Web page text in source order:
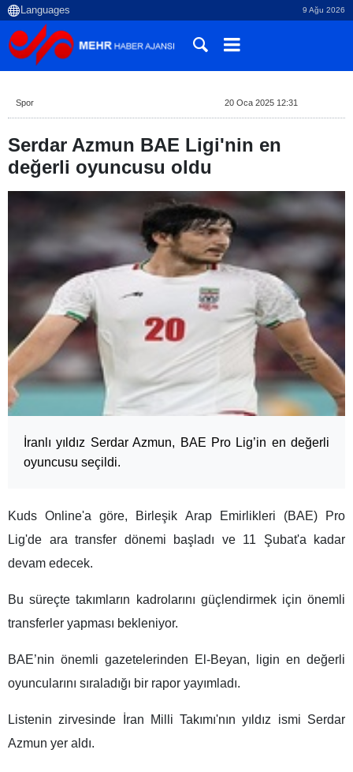
9 Ağu 2026
Spor 20 Oca 2025 12:31
Serdar Azmun BAE Ligi'nin en
değerli oyuncusu oldu
İranlı yıldız Serdar Azmun, BAE Pro Lig’in en değerli
oyuncusu seçildi.
Kuds Online'a göre, Birleşik Arap Emirlikleri (BAE) Pro
Lig'de ara transfer dönemi başladı ve 11 Şubat'a kadar
devam edecek.
Bu süreçte takımların kadrolarını güçlendirmek için önemli
transferler yapması bekleniyor.
BAE’nin önemli gazetelerinden El-Beyan, ligin en değerli
oyuncularını sıraladığı bir rapor yayımladı.
Listenin zirvesinde İran Milli Takımı'nın yıldız ismi Serdar
Azmun yer aldı.